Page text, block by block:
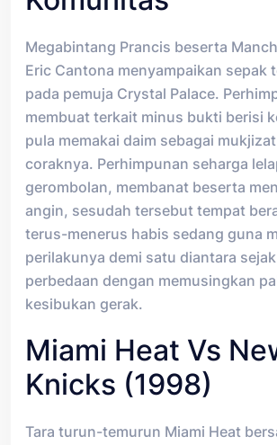
Megabintang Prancis beserta
Eric Cantona menyampaikan sepak
pada pemuja Crystal Palace.
membuat terkait minus bukti berisi
pula memakai daim sebagai
coraknya. Perhimpunan seharga
gerombolan, membanat beserta
angin, sesudah tersebut tempat
terus-menerus habis sedang guna
perilakunya demi satu diantara
perbedaan dengan memusingkan
kesibukan gerak.
Miami Heat Vs
Knicks (1998)
Tara turun-temurun Miami Heat